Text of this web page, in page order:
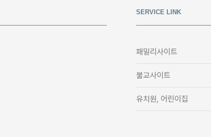
SERVICE LINK
패밀리사이트
불교사이트
유치원, 어린이집